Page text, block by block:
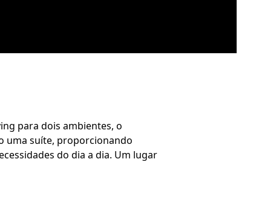
para dois ambientes, o
uma suíte, proporcionando
do dia a dia. Um lugar